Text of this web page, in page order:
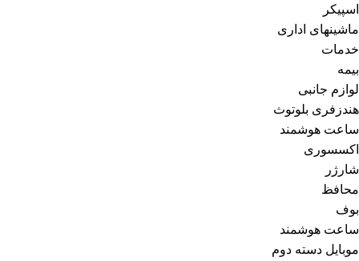
اسپیکر
ماشینهای اداری
خدمات
بیمه
لوازم جانبی
هندزفری بلوتوث
ساعت هوشمند
اکسسوری
شارژر
محافظ
بوف
ساعت هوشمند
موبایل دسته دوم